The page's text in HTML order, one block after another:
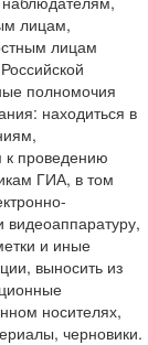
лицам,
лицам
полномочия
находиться в
проведению
ГИА, в том
видеоаппаратуру,
и иные
выносить из
носителях,
черновики.